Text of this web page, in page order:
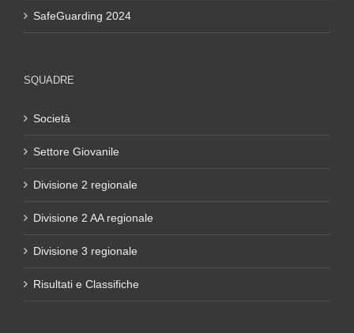
SafeGuarding 2024
SQUADRE
Società
Settore Giovanile
Divisione 2 regionale
Divisione 2 AA regionale
Divisione 3 regionale
Risultati e Classifiche